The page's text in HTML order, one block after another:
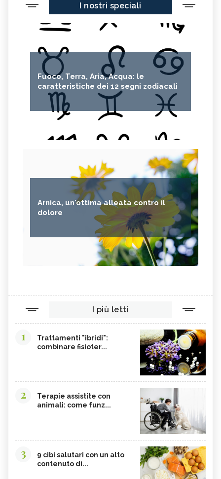
I nostri speciali
Fuoco, Terra, Aria, Acqua: le
caratteristiche dei 12 segni zodiacali
Arnica, un'ottima alleata contro il
dolore
I più letti
1
Trattamenti "ibridi":
combinare fisioter...
2
Terapie assistite con
animali: come funz...
3
9 cibi salutari con un alto
contenuto di...